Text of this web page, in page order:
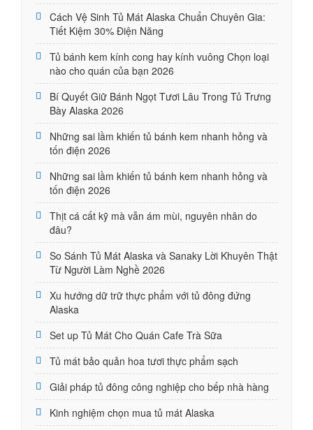
Cách Vệ Sinh Tủ Mát Alaska Chuẩn Chuyên Gia:
Tiết Kiệm 30% Điện Năng
Tủ bánh kem kính cong hay kính vuông Chọn loại
nào cho quán của bạn 2026
Bí Quyết Giữ Bánh Ngọt Tươi Lâu Trong Tủ Trưng
Bày Alaska 2026
Những sai lầm khiến tủ bánh kem nhanh hỏng và
tốn điện 2026
Những sai lầm khiến tủ bánh kem nhanh hỏng và
tốn điện 2026
Thịt cá cất kỹ mà vẫn ám mùi, nguyên nhân do
đâu?
So Sánh Tủ Mát Alaska và Sanaky Lời Khuyên Thật
Từ Người Làm Nghề 2026
Xu hướng dữ trữ thực phẩm với tủ đông đứng
Alaska
Set up Tủ Mát Cho Quán Cafe Trà Sữa
Tủ mát bảo quản hoa tươi thực phẩm sạch
Giải pháp tủ đông công nghiệp cho bếp nhà hàng
Kinh nghiệm chọn mua tủ mát Alaska